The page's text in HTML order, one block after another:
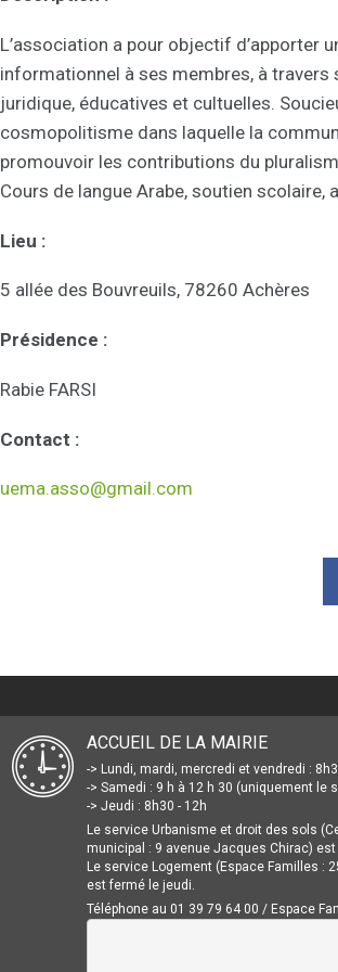
L’association a pour objectif d’apporter
informationnel à ses membres, à
juridique, éducatives et cultuelles.
cosmopolitisme dans laquelle la
promouvoir les contributions du
Cours de langue Arabe, soutien
Lieu :
5 allée des Bouvreuils, 78260 Achères
Présidence :
Rabie FARSI
Contact :
uema.asso@gmail.com
ACCUEIL DE LA MAIRIE
-> Lundi, mardi, mercredi et vendredi :
-> Samedi : 9 h à 12 h 30 (uniquement le
-> Jeudi : 8h30 - 12h
Le service Urbanisme et droit des sols
municipal : 9 avenue Jacques Chirac)
Le service Logement (Espace Familles :
est fermé le jeudi.
Téléphone au 01 39 79 64 00 / Espace